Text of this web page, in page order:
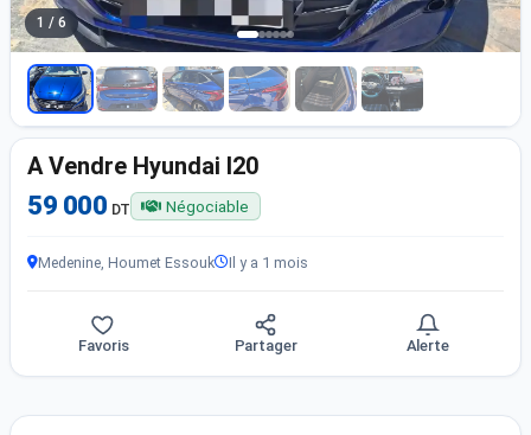
1 / 6
A Vendre Hyundai I20
59 000 DT Négociable
Medenine, Houmet Essouk Il y a 1 mois
Favoris Partager Alerte